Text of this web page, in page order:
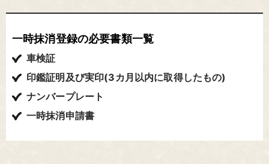
一時抹消登録の必要書類一覧
車検証
印鑑証明及び実印(3カ月以内に取得したもの)
ナンバープレート
一時抹消申請書